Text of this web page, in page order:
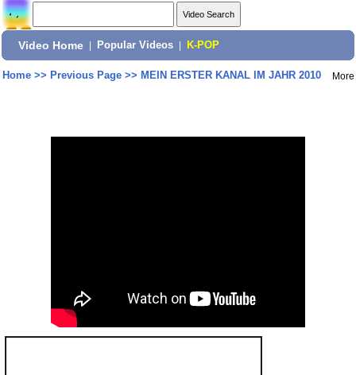
Video Home Popular Videos K-POP
Home>> Previous Page>> MEIN ERSTER KANAL IM JAHR 2010 More
Share: